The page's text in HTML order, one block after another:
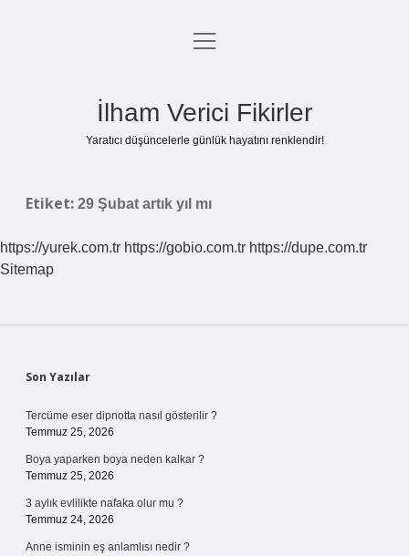
Anasayfa
menüyü
İlham Verici Fikirler
Yaratıcı düşüncelerle günlük hayatını renklendir!
Etiket: 29 Şubat artık yıl mı
https://yurek.com.tr https://gobio.com.tr https://dupe.com.tr
Sitemap
Sidebar
Son Yazılar
Tercüme eser dipnotta nasıl gösterilir ?
Temmuz 25, 2026
Boya yaparken boya neden kalkar ?
Temmuz 25, 2026
3 aylık evlilikte nafaka olur mu ?
Temmuz 24, 2026
Anne isminin eş anlamlısı nedir ?